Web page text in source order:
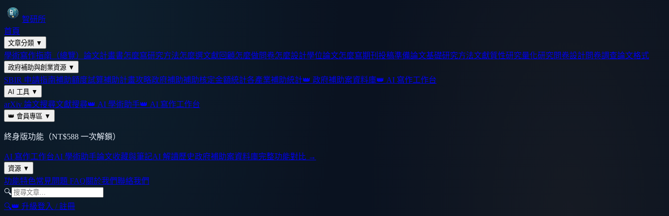
智研所
首頁
文章分類 ▼
學術寫作指南（總覽） 論文計畫書怎麼寫研究方法怎麼選文獻回顧怎麼做問卷怎麼設計學位論文怎麼寫期刊投稿準備論文基礎研究方法文獻質性研究量化研究問卷設計問卷調查論文格式
政府補助與創業資源 ▼
SBIR 申請指南補助額度試算補助計畫攻略政府補助補助核定金額統計各產業補助統計👑 政府補助案資料庫👑 AI 寫作工作台
AI 工具 ▼
arXiv 論文搜尋文獻搜尋👑 AI 學術助手👑 AI 寫作工作台
👑 會員專區 ▼
終身版功能（NT$588 一次解鎖）
AI 寫作工作台AI 學術助手論文收藏與筆記AI 解讀歷史政府補助案資料庫完整功能對比 →
資源 ▼
功能特色常見問題 FAQ關於我們聯絡我們
🔍
🔍👑 升級登入 / 註冊